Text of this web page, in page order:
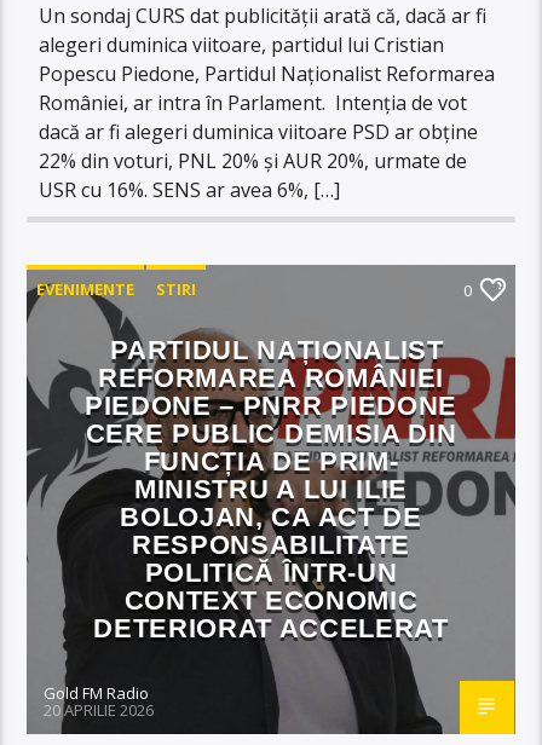
Un sondaj CURS dat publicității arată că, dacă ar fi
alegeri duminica viitoare, partidul lui Cristian
Popescu Piedone, Partidul Naționalist Reformarea
României, ar intra în Parlament. Intenția de vot
dacă ar fi alegeri duminica viitoare PSD ar obține
22% din voturi, PNL 20% și AUR 20%, urmate de
USR cu 16%. SENS ar avea 6%, […]
EVENIMENTE STIRI 0
PARTIDUL NAȚIONALIST
REFORMAREA ROMÂNIEI
PIEDONE – PNRR PIEDONE
CERE PUBLIC DEMISIA DIN
FUNCȚIA DE PRIM-
MINISTRU A LUI ILIE
BOLOJAN, CA ACT DE
RESPONSABILITATE
POLITICĂ ÎNTR-UN
CONTEXT ECONOMIC
DETERIORAT ACCELERAT
Gold FM Radio
20 APRILIE 2026